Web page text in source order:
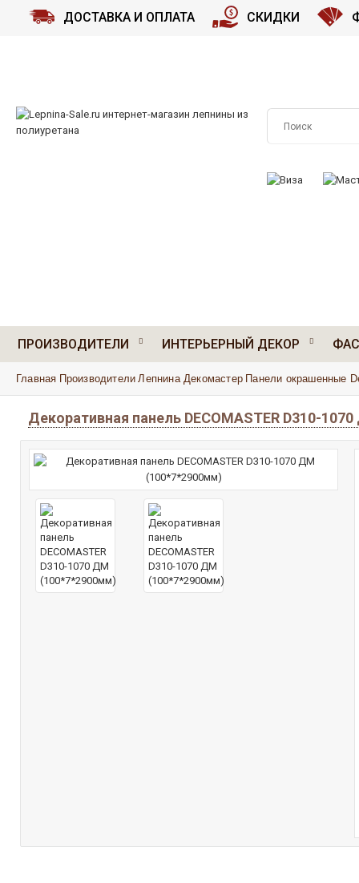
ДОСТАВКА И ОПЛАТА СКИДКИ
ПРОИЗВОДИТЕЛИ ИНТЕРЬЕРНЫЙ ДЕКОР
Главная Производители Лепнина Декомастер Панели окрашенные
Декоративная панель DECOMASTER D310-